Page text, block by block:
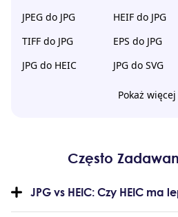
JPEG do JPG
HEIF do JPG
TIFF do JPG
EPS do JPG
JPG do HEIC
JPG do SVG
Pokaż więcej
Często
JPG vs HEIC: Czy HEIC ma